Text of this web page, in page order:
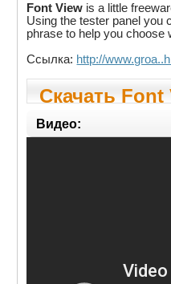
Font View is a little
Using the tester panel you
phrase to help you choose
Ссылка: http://
Скачать Font
Видео: